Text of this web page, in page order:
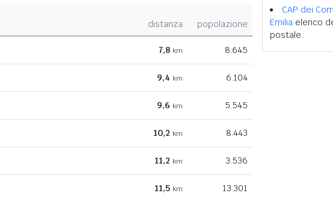
distanza popolazione
7,8 km 8.645
9,4 km 6.104
9,6 km 5.545
10,2 km 8.443
11,2 km 3.536
11,5 km 13.301
CAP dei
Emilia elenco
postale.